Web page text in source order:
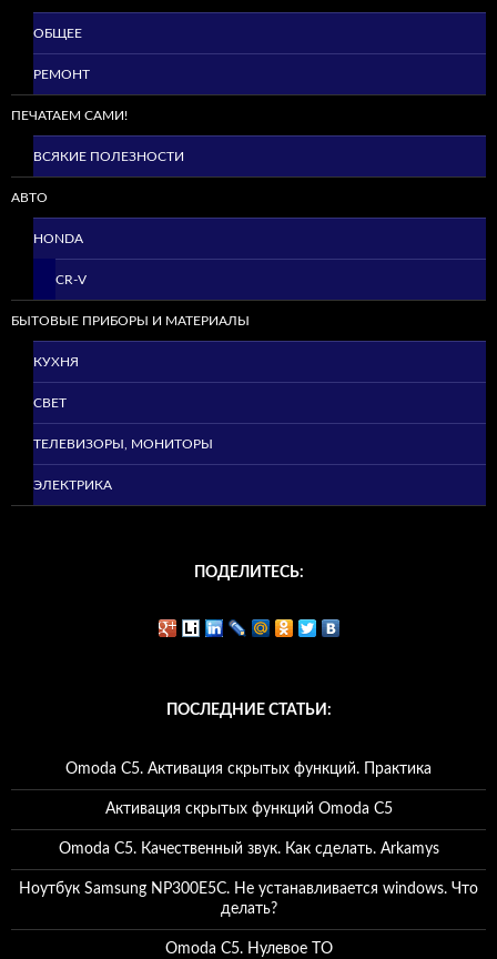
ОБЩЕЕ
РЕМОНТ
ПЕЧАТАЕМ САМИ!
ВСЯКИЕ ПОЛЕЗНОСТИ
АВТО
HONDA
CR-V
БЫТОВЫЕ ПРИБОРЫ И МАТЕРИАЛЫ
КУХНЯ
СВЕТ
ТЕЛЕВИЗОРЫ, МОНИТОРЫ
ЭЛЕКТРИКА
ПОДЕЛИТЕСЬ:
ПОСЛЕДНИЕ СТАТЬИ:
Omoda C5. Активация скрытых функций. Практика
Активация скрытых функций Omoda C5
Omoda C5. Качественный звук. Как сделать. Arkamys
Ноутбук Samsung NP300E5C. Не устанавливается windows. Что
делать?
Omoda C5. Нулевое ТО